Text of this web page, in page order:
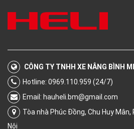
CÔNG TY TNHH XE NÂNG BÌNH
Hotline: 0969.110.959 (24/7)
Email: hauheli.bm@gmail.com
Tòa nhà Phúc Đồng, Chu Huy Mân,
Nội